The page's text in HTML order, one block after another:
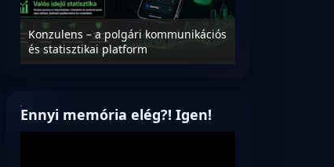
Konzulens – a polgári kommunikációs
és statisztikai platform
Ennyi memória elég?! Igen!